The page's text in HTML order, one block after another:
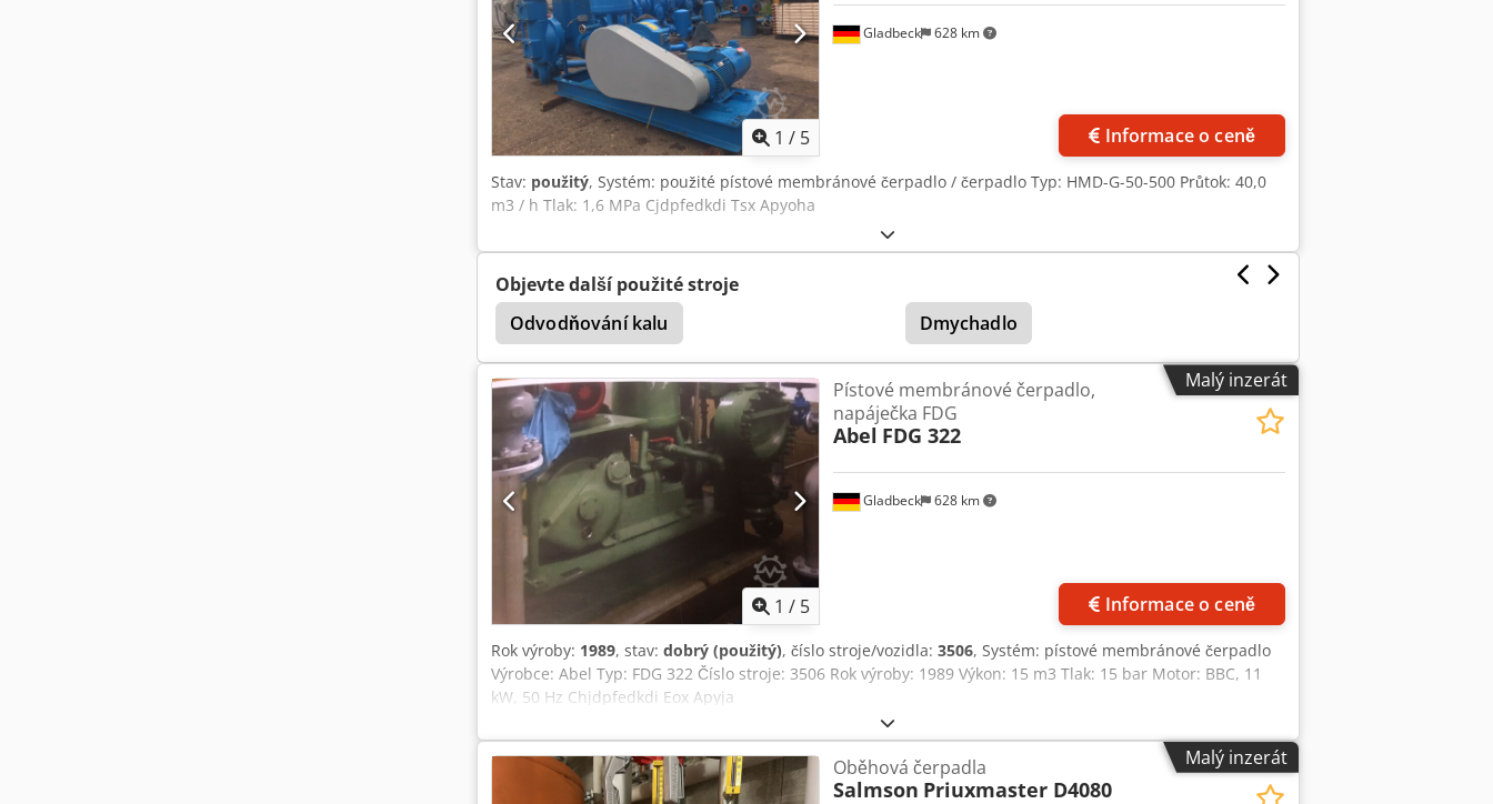
1 / 5
Gladbeck 628 km
Informace o ceně
Stav: použitý, Systém: použité pístové membránové čerpadlo / čerpadlo Typ: HMD-G-50-500 Průtok: 40,0
m3 / h Tlak: 1,6 MPa Cjdpfedkdi Tsx Apyoha
Objevte další použité stroje
Odvodňování kalu
Dmychadlo
Malý inzerát
1 / 5
Gladbeck 628 km
Pístové membránové čerpadlo,
napáječka FDG
Abel FDG 322
Informace o ceně
Rok výroby: 1989, stav: dobrý (použitý), číslo stroje/vozidla: 3506, Systém: pístové membránové čerpadlo
Výrobce: Abel Typ: FDG 322 Číslo stroje: 3506 Rok výroby: 1989 Výkon: 15 m3 Tlak: 15 bar Motor: BBC, 11
kW, 50 Hz Chjdpfedkdi Eox Apyja
Malý inzerát
Oběhová čerpadla
Salmson Priuxmaster D4080